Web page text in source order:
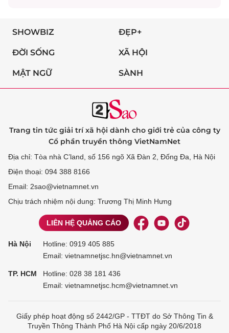
SHOWBIZ ĐẸP+
ĐỜI SỐNG XÃ HỘI
MẬT NGỮ SÀNH
Trang tin tức giải trí xã hội dành cho giới trẻ của công ty
Cổ phần truyền thông VietNamNet
Địa chỉ: Tòa nhà C’land, số 156 ngõ Xã Đàn 2, Đống Đa, Hà Nội
Điện thoại: 094 388 8166
Email: 2sao@vietnamnet.vn
Chịu trách nhiệm nội dung: Trương Thị Minh Hưng
LIÊN HỆ QUẢNG CÁO
Hà Nội Hotline: 0919 405 885
Email: vietnamnetjsc.hn@vietnamnet.vn
TP. HCM Hotline: 028 38 181 436
Email: vietnamnetjsc.hcm@vietnamnet.vn
Giấy phép hoạt động số 2442/GP - TTĐT do Sở Thông Tin &
Truyền Thông Thành Phố Hà Nội cấp ngày 20/6/2018